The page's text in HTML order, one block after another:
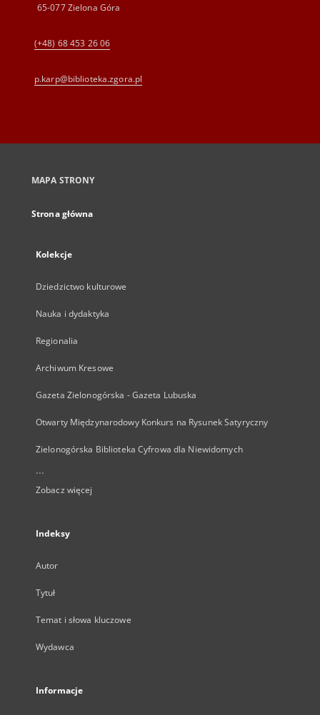
65-077 Zielona Góra
(+48) 68 453 26 06
p.karp@biblioteka.zgora.pl
MAPA STRONY
Strona główna
Kolekcje
Dziedzictwo kulturowe
Nauka i dydaktyka
Regionalia
Archiwum Kresowe
Gazeta Zielonogórska - Gazeta Lubuska
Otwarty Międzynarodowy Konkurs na Rysunek Satyryczny
Zielonogórska Biblioteka Cyfrowa dla Niewidomych
...
Zobacz więcej
Indeksy
Autor
Tytuł
Temat i słowa kluczowe
Wydawca
Informacje